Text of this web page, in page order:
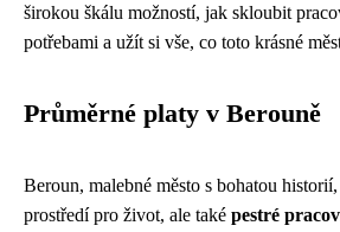
širokou škálu možností, jak skloubit
potřebami a užít si vše, co toto krásné
Průměrné platy v Berouně
Beroun, malebné město s bohatou
prostředí pro život, ale také pestré